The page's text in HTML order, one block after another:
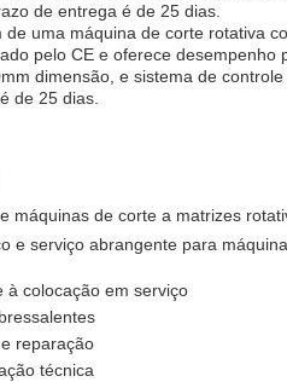
de entrega é de 25 dias.
de uma máquina de corte rotativa
pelo CE e oferece
dimensão, e sistema de
de 25 dias.
máquinas de corte a matrizes
e serviço abrangente para
à colocação em serviço
reparação
técnica